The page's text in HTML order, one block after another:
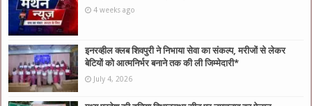
4 weeks ago
इनरव्हील क्लब शिवपुरी ने निभाया सेवा का संकल्प, मरीजों से लेकर
बेटियों को आत्मनिर्भर बनाने तक की ली जिम्मेदारी*
July 4, 2026